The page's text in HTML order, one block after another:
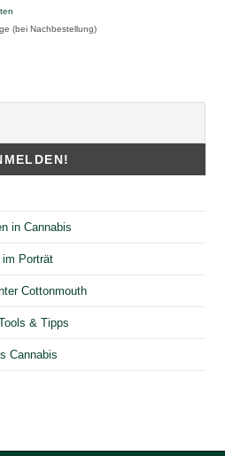
(bei Nachbestellung)
in Cannabis
Porträt
Cottonmouth
& Tipps
Cannabis